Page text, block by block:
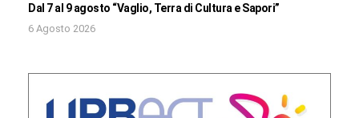
Dal 7 al 9 agosto “Vaglio, Terra di Cultura e Sapori”
6 Agosto 2026